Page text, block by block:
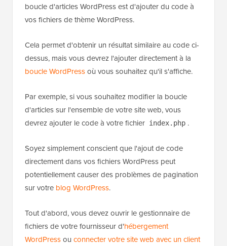
Une autre façon d'exclure le dernier article de la
boucle d'articles WordPress est d'ajouter du code à
Cela permet d'obtenir un résultat similaire au code ci-
dessus, mais vous devrez l'ajouter directement à la
Par exemple, si vous souhaitez modifier la boucle
d'articles sur l'ensemble de votre site web, vous
Soyez simplement conscient que l'ajout de code
directement dans vos fichiers WordPress peut
potentiellement causer des problèmes de pagination
Tout d'abord, vous devez ouvrir le gestionnaire de
fichiers de votre fournisseur d'hébergement